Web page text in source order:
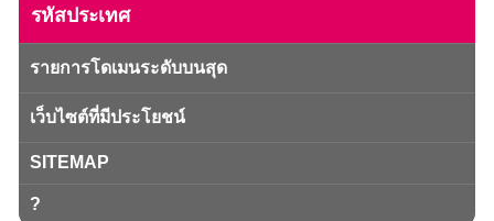
รหัสประเทศ
รายการโดเมนระดับบนสุด
เว็บไซต์ที่มีประโยชน์
SITEMAP
?